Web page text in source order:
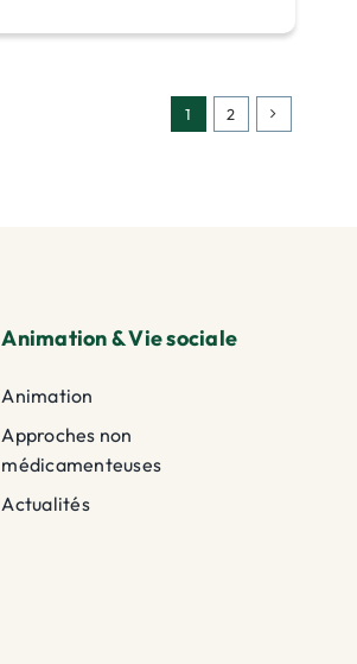
1 2
Animation & Vie sociale
Animation
Approches non
médicamenteuses
Actualités